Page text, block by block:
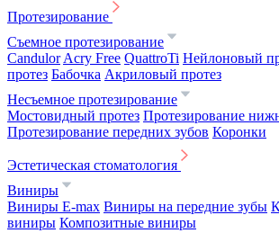
Протезирование
Съемное протезирование
Candulor Acry Free QuattroTi Нейлоновый
протез Бабочка Акриловый протез
Несъемное протезирование
Мостовидный протез Протезирование
Протезирование передних зубов Коронки
Эстетическая стоматология
Виниры
Виниры E-max Виниры на передние зубы
виниры Композитные виниры